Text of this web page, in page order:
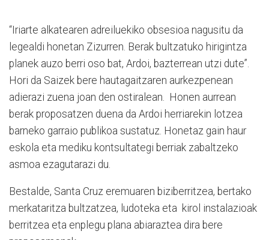
“Iriarte alkatearen adreiluekiko obsesioa nagusitu da
legealdi honetan Zizurren. Berak bultzatuko hirigintza
planek auzo berri oso bat, Ardoi, bazterrean utzi dute”.
Hori da Saizek bere hautagaitzaren aurkezpenean
adierazi zuena joan den ostiralean. Honen aurrean
berak proposatzen duena da Ardoi herriarekin lotzea
barneko garraio publikoa sustatuz. Honetaz gain haur
eskola eta mediku kontsultategi berriak zabaltzeko
asmoa ezagutarazi du.
Bestalde, Santa Cruz eremuaren biziberritzea, bertako
merkataritza bultzatzea, ludoteka eta kirol instalazioak
berritzea eta enplegu plana abiaraztea dira bere